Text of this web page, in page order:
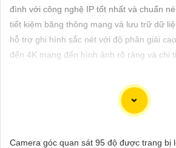
ĐẶT
đình với công nghệ IP tốt nhất và chuẩn
tiết kiệm băng thông mạng và lưu trữ dữ
hỗ trợ ghi hình sắc nét với độ phân giải
đến 4K mang đến hình ảnh rõ ràng và chi
Camera góc quan sát 95 độ được trang bị